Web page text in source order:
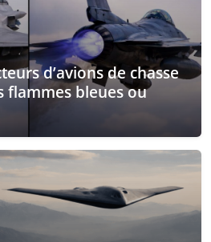
d’avions de chasse
flammes bleues ou